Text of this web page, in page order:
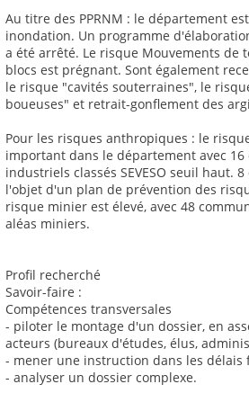
Au titre des PPRNM : le département
inondation. Un programme
a été arrêté. Le risque Mouvements de
blocs est prégnant. Sont également
le risque "cavités souterraines", le
boueuses" et retrait-gonflement des
Pour les risques anthropiques : le
important dans le département avec 16
industriels classés SEVESO seuil haut.
l'objet d'un plan de prévention des
risque minier est élevé, avec 48
aléas miniers.
Profil recherché
Savoir-faire :
Compétences transversales
- piloter le montage d'un dossier, en
acteurs (bureaux d'études, élus,
- mener une instruction dans les délais
- analyser un dossier complexe.